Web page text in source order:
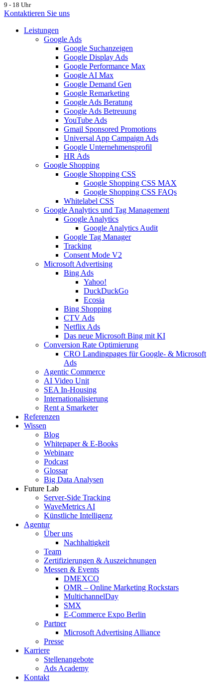
9 - 18 Uhr
Kontaktieren Sie uns
Leistungen
Google Ads
Google Suchanzeigen
Google Display Ads
Google Performance Max
Google AI Max
Google Demand Gen
Google Remarketing
Google Ads Beratung
Google Ads Betreuung
YouTube Ads
Gmail Sponsored Promotions
Universal App Campaign Ads
Google Unternehmensprofil
HR Ads
Google Shopping
Google Shopping CSS
Google Shopping CSS MAX
Google Shopping CSS FAQs
Whitelabel CSS
Google Analytics und Tag Management
Google Analytics
Google Analytics Audit
Google Tag Manager
Tracking
Consent Mode V2
Microsoft Advertising
Bing Ads
Yahoo!
DuckDuckGo
Ecosia
Bing Shopping
CTV Ads
Netflix Ads
Das neue Microsoft Bing mit KI
Conversion Rate Optimierung
CRO Landingpages für Google- & Microsoft
Ads
Agentic Commerce
AI Video Unit
SEA In-Housing
Internationalisierung
Rent a Smarketer
Referenzen
Wissen
Blog
Whitepaper & E-Books
Webinare
Podcast
Glossar
Big Data Analysen
Future Lab
Server-Side Tracking
WaveMetrics AI
Künstliche Intelligenz
Agentur
Über uns
Nachhaltigkeit
Team
Zertifizierungen & Auszeichnungen
Messen & Events
DMEXCO
OMR – Online Marketing Rockstars
MultichannelDay
SMX
E-Commerce Expo Berlin
Partner
Microsoft Advertising Alliance
Presse
Karriere
Stellenangebote
Ads Academy
Kontakt